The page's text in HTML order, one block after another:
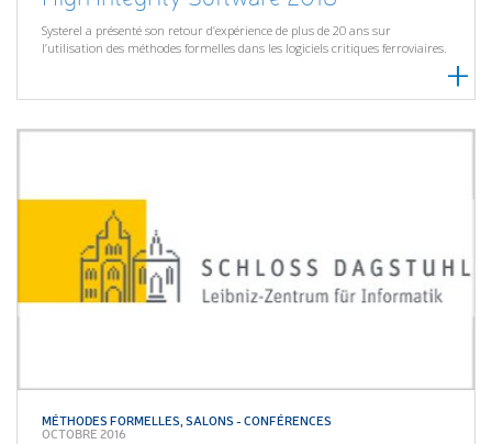
Systerel a présenté son retour d’expérience de plus de 20 ans sur
l’utilisation des méthodes formelles dans les logiciels critiques ferroviaires.
MÉTHODES FORMELLES,SALONS - CONFÉRENCES
OCTOBRE 2016